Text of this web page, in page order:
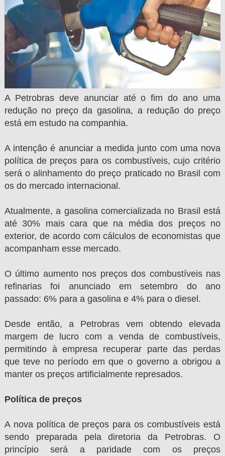
A Petrobras deve anunciar até o fim do ano uma
redução no preço da gasolina, a redução do preço
está em estudo na companhia.
A intenção é anunciar a medida junto com uma nova
política de preços para os combustíveis, cujo critério
será o alinhamento do preço praticado no Brasil com
os do mercado internacional.
Atualmente, a gasolina comercializada no Brasil está
até 30% mais cara que na média dos preços no
exterior, de acordo com cálculos de economistas que
acompanham esse mercado.
O último aumento nos preços dos combustíveis nas
refinarias foi anunciado em setembro do ano
passado: 6% para a gasolina e 4% para o diesel.
Desde então, a Petrobras vem obtendo elevada
margem de lucro com a venda de combustíveis,
permitindo à empresa recuperar parte das perdas
que teve no período em que o governo a obrigou a
manter os preços artificialmente represados.
Política de preços
A nova política de preços para os combustíveis está
sendo preparada pela diretoria da Petrobras. O
princípio será a paridade com os preços